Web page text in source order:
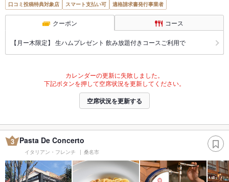
口コミ投稿特典対象店 スマート支払い可 適格請求書発行事業者
クーポン コース
【月ー木限定】 生ハムプレゼント 飲み放題付きコースご利用で
カレンダーの更新に失敗しました。
下記ボタンを押して空席状況を更新してください。
空席状況を更新する
3 Pasta De Concerto
イタリアン・フレンチ 桑名市